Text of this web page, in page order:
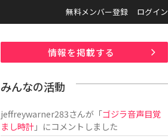
無料メンバー登録 ログイン
情報を掲載する
みんなの活動
jeffreywarner283さんが「ゴジラ音声目覚
まし時計」にコメントしました